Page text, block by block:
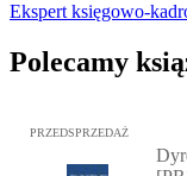
Ekspert księgowo-
Polecamy
Przejdź do:
PRZEDSPRZEDAŻ